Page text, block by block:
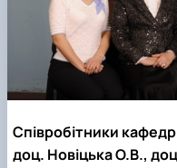
Співробітники
доц. Новіцька О.В.,